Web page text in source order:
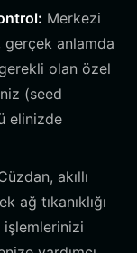
Merkezi
gerçek anlamda
olan özel
(seed
elinizde
akıllı
ağ tıkanıklığı
işlemlerinizi